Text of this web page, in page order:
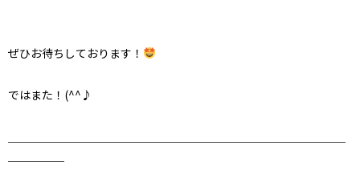
ぜひお待ちしております！
ではまた！(^^♪